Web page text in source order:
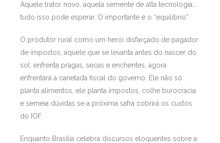
Aquele trator novo, aquela semente de alta tecnologia…
tudo isso pode esperar. O importante é o “equilíbrio”.
O produtor rural como um herói disfarçado de pagador
de impostos, aquele que se levanta antes do nascer do
sol, enfrenta pragas, secas e enchentes, agora
enfrentará a canetada fiscal do governo. Ele não só
planta alimentos, ele planta impostos, colhe burocracia
e semeia dúvidas se a próxima safra cobrirá os custos
do IOF.
Enquanto Brasília celebra discursos eloquentes sobre a